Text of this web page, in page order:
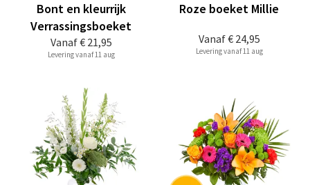
Vanaf€ 21,95
Bont en kleurrijk
Verrassingsboeket
Levering vanaf 11 aug
Vanaf€ 24,95
Roze boeket Millie
Levering vanaf 11 aug